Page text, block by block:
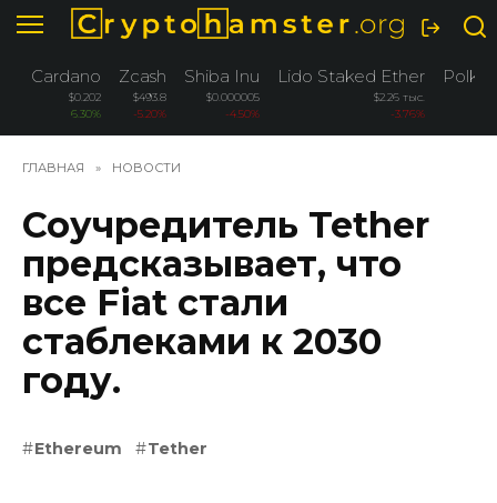
Перейти
содержанию
Cardano
$0.202
6.30%
Zcash
$493.8
-5.20%
Shiba Inu
$0.000005
-4.50%
Lido Staked Ether
$2.26 тыс.
-3.76%
ГЛАВНАЯ » НОВОСТИ
Соучредитель Tether
предсказывает, что
все Fiat стали
стаблеками к 2030
году.
Ethereum Tether